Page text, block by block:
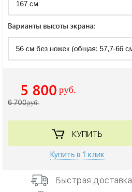
Варианты высоты экрана:
5 800 руб.
6 700руб.
КУПИТЬ
Купить в 1 клик
Быстрая доставка